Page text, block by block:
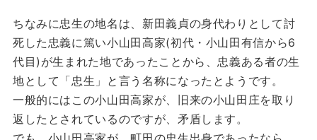
ちなみに忠生の地名は、新田義貞の身代わりとして討
死した忠義に篤い小山田高家(初代・小山田有信から6
代目)が生まれた地であったことから、忠義ある者の生
地として「忠生」と言う名称になったとようです。
一般的にはこの小山田高家が、旧来の小山田庄を取り
返したとされているのですが、矛盾します。